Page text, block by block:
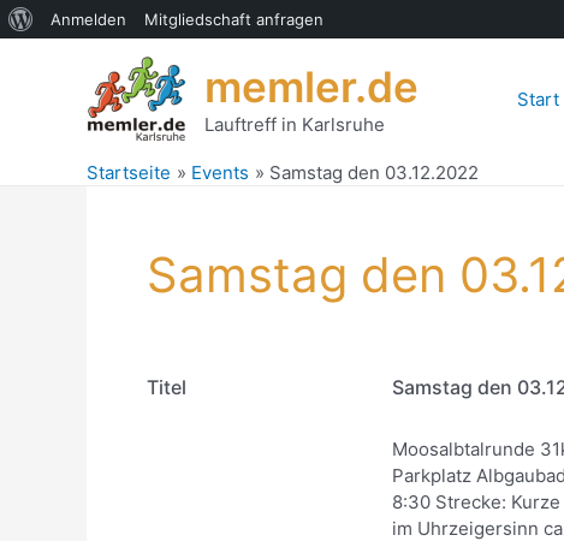
Über
Anmelden Mitgliedschaft anfragen
memler.de
Lauftreff in Karlsruhe
Start
Startseite Events Samstag den 03.12.2022
Samstag den
Titel Samstag den
Moosalbtalrunde
Parkplatz
8:30 Strecke:
im Uhrzeigersinn